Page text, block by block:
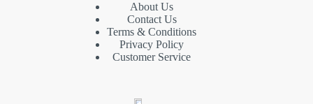
About Us
Contact Us
Terms & Conditions
Privacy Policy
Customer Service